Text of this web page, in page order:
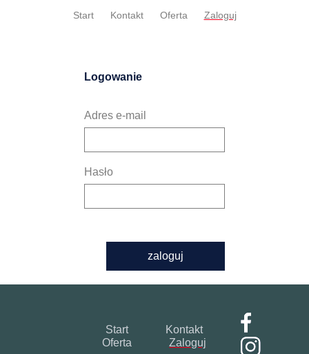
Start Kontakt Oferta Zaloguj
Logowanie
Adres e-mail
Hasło
zaloguj
Start
Kontakt
Oferta
Zaloguj